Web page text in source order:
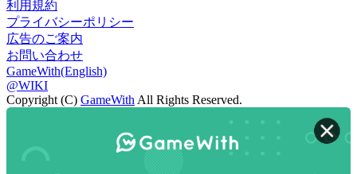
利用規約
プライバシーポリシー
広告のご案内
お問い合わせ
GameWith(English)
@WIKI
Copyright (C) GameWith All Rights Reserved.